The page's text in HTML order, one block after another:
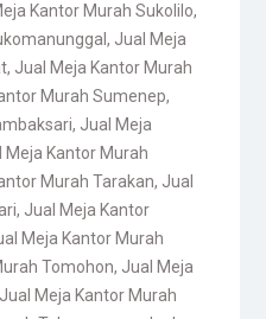
Kantor Murah Sukolilo,
, Jual Meja
, Jual Meja Kantor Murah
Murah Sumenep,
, Jual Meja
Meja Kantor Murah
Murah Tarakan, Jual
, Jual Meja Kantor
Meja Kantor Murah
Tomohon, Jual Meja
Jual Meja Kantor Murah